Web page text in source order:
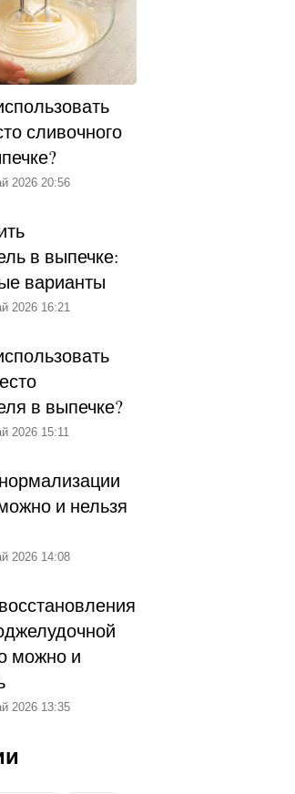
сливочного
2026 20:56
в выпечке:
варианты
2026 16:21
в выпечке?
2026 15:11
и нельзя
2026 14:08
можно и
2026 13:35